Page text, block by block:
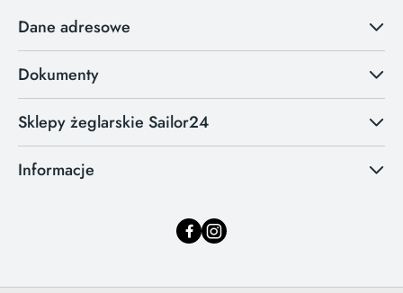
Dane adresowe
Dokumenty
Sklepy żeglarskie Sailor24
Informacje